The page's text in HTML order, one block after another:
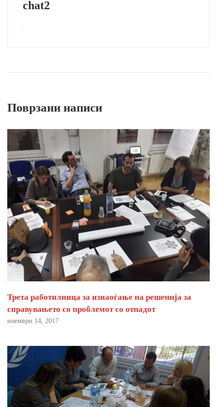
chat2
Поврзани написи
Трета работилница за изнаоѓање на решенија за
справувањето со проблемот со отпадот
ноември 14, 2017